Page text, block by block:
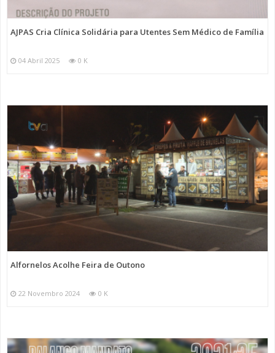
AJPAS Cria Clínica Solidária para Utentes Sem Médico de Família
04 Abril 2025 0 K
Alfornelos Acolhe Feira de Outono
22 Novembro 2024 0 K